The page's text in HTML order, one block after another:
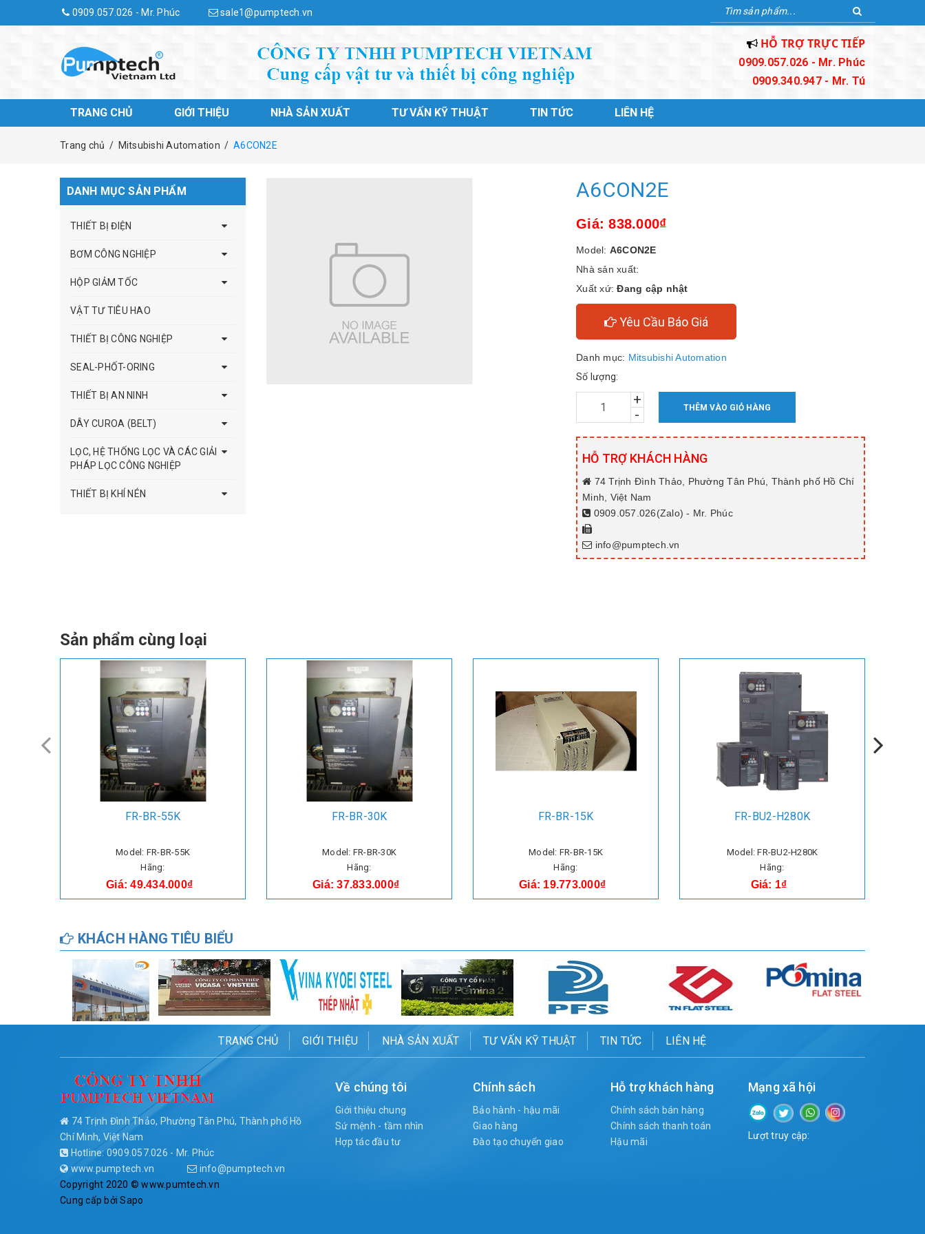
0909.057.026 - Mr. Phúc sale1@pumptech.vn
HỖ TRỢ TRỰC TIẾP
0909.057.026 - Mr. Phúc
0909.340.947 - Mr. Tú
TRANG CHỦ GIỚI THIỆU NHÀ SẢN XUẤT TƯ VẤN KỸ THUẬT TIN TỨC LIÊN HỆ
Trang chủ / Mitsubishi Automation / A6CON2E
A6CON2E
Giá: 838.000₫
Model: A6CON2E
Nhà sản xuất:
Xuất xứ:Đang cập nhật
Yêu Cầu Báo Giá
Danh mục: Mitsubishi Automation
Số lượng:
+
-
THÊM VÀO GIỎ HÀNG
HỖ TRỢ KHÁCH HÀNG
74 Trịnh Đình Thảo, Phường Tân Phú, Thành phố Hồ Chí
Minh, Việt Nam
0909.057.026(Zalo) - Mr. Phúc
info@pumptech.vn
DANH MỤC SẢN PHẨM
THIẾT BỊ ĐIỆN
BƠM CÔNG NGHIỆP
HỘP GIẢM TỐC
VẬT TƯ TIÊU HAO
THIẾT BỊ CÔNG NGHIỆP
SEAL-PHỐT-ORING
THIẾT BỊ AN NINH
DÂY CUROA (BELT)
LỌC, HỆ THỐNG LỌC VÀ CÁC GIẢI
PHÁP LỌC CÔNG NGHIỆP
THIẾT BỊ KHÍ NÉN
Sản phẩm cùng loại
FR-BR-55K
Model: FR-BR-55K
Hãng:
Giá: 49.434.000₫
FR-BR-30K
Model: FR-BR-30K
Hãng:
Giá: 37.833.000₫
FR-BR-15K
Model: FR-BR-15K
Hãng:
Giá: 19.773.000₫
FR-BU2-H280K
Model: FR-BU2-H280K
Hãng:
Giá: 1₫
KHÁCH HÀNG TIÊU BIỂU
TRANG CHỦ GIỚI THIỆU NHÀ SẢN XUẤT TƯ VẤN KỸ THUẬT TIN TỨC LIÊN HỆ
74 Trịnh Đình Thảo, Phường Tân Phú, Thành phố Hồ
Chí Minh, Việt Nam
Hotline: 0909.057.026 - Mr. Phúc
www.pumptech.vn
info@pumptech.vn
Copyright 2020 © www.pumtech.vn
Cung cấp bởiSapo
Về chúng tôi
Giới thiệu chung
Sứ mệnh - tầm nhìn
Hợp tác đầu tư
Chính sách
Bảo hành - hậu mãi
Giao hàng
Đào tạo chuyển giao
Hỗ trợ khách hàng
Chính sách bán hàng
Chính sách thanh toán
Hậu mãi
Mạng xã hội
Lượt truy cập: